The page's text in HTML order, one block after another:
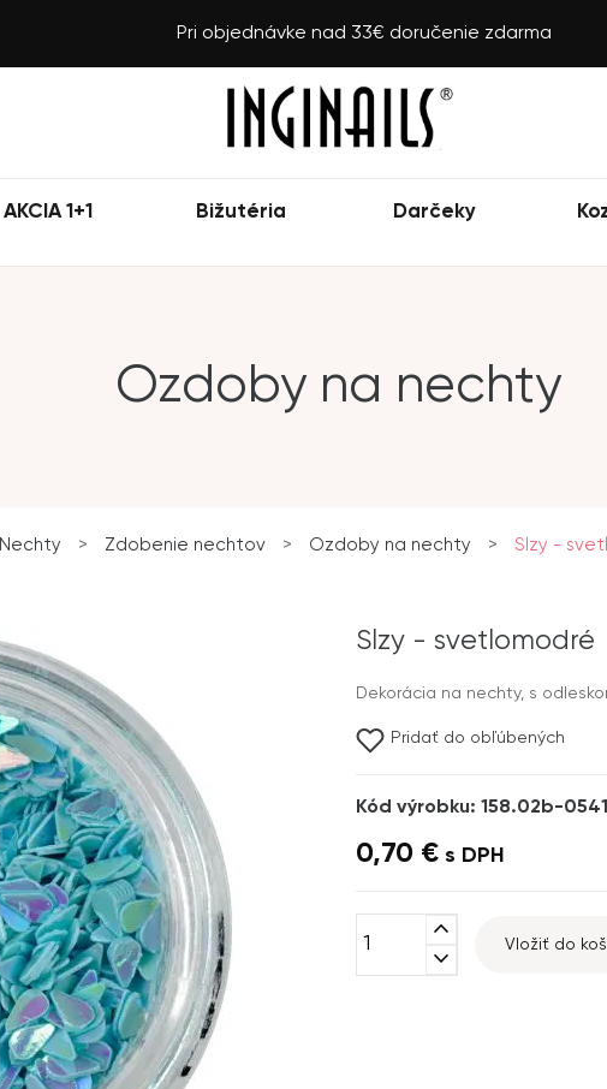
Pri objednávke nad 33€ doručenie zdarma
AKCIA 1+1 Bižutéria Darčeky
Ozdoby na nechty
Nechty > Zdobenie nechtov > Ozdoby na nechty > Slzy -
Slzy - svetlomodré
Dekorácia na nechty, s
Pridať do obľúbených
Kód výrobku: 158.02b-0541
0,70 € s DPH
expand_less
expand_more
Vložiť do